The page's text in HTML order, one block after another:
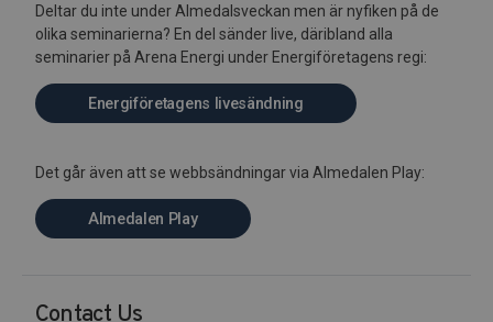
Deltar du inte under Almedalsveckan men är nyfiken på de
olika seminarierna? En del sänder live, däribland alla
seminarier på Arena Energi under Energiföretagens regi:
Energiföretagens livesändning
Det går även att se webbsändningar via Almedalen Play:
Almedalen Play
Contact Us